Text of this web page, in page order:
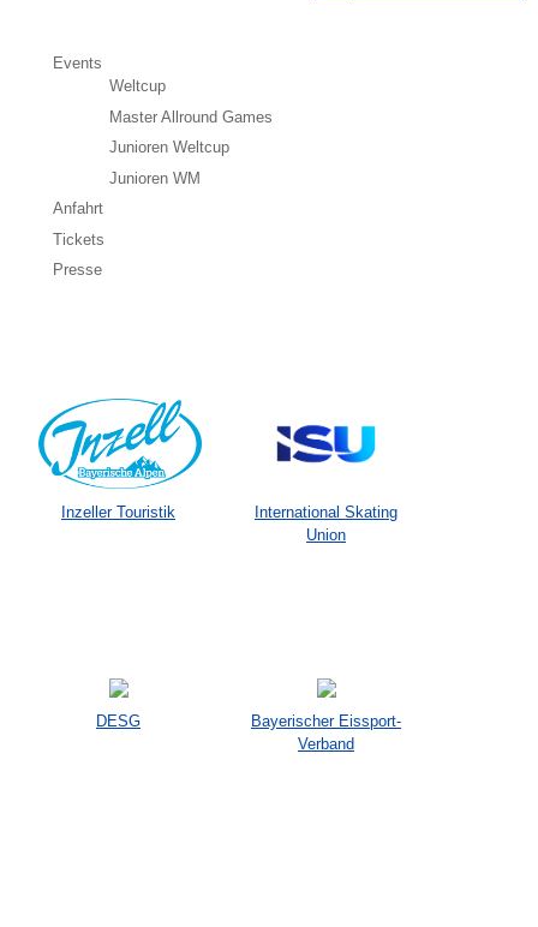
Events
Weltcup
Master Allround Games
Junioren Weltcup
Junioren WM
Anfahrt
Tickets
Presse
Inzeller Touristik
International Skating
Union
DESG
Bayerischer Eissport-
Verband